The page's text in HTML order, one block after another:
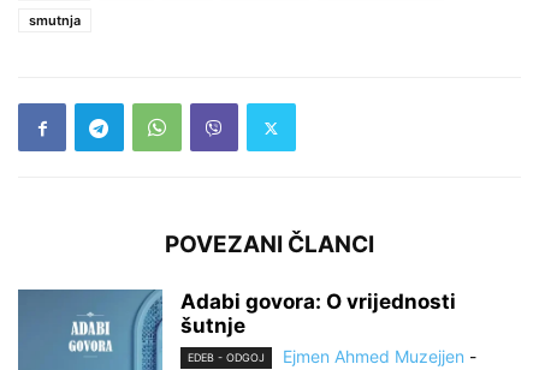
smutnja
POVEZANI ČLANCI
Adabi govora: O vrijednosti
šutnje
EDEB - ODGOJ Ejmen Ahmed Muzejjen -